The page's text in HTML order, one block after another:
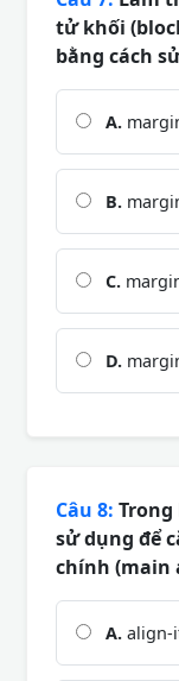
tử khối
bằng cách
A.
B.
C.
D.
Câu 8:
sử dụng để
chính (main
A. align-